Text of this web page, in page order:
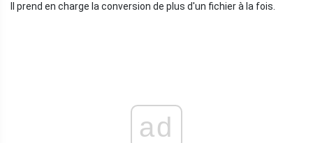
Il prend en charge la conversion de plus d'un fichier à la fois.
ad